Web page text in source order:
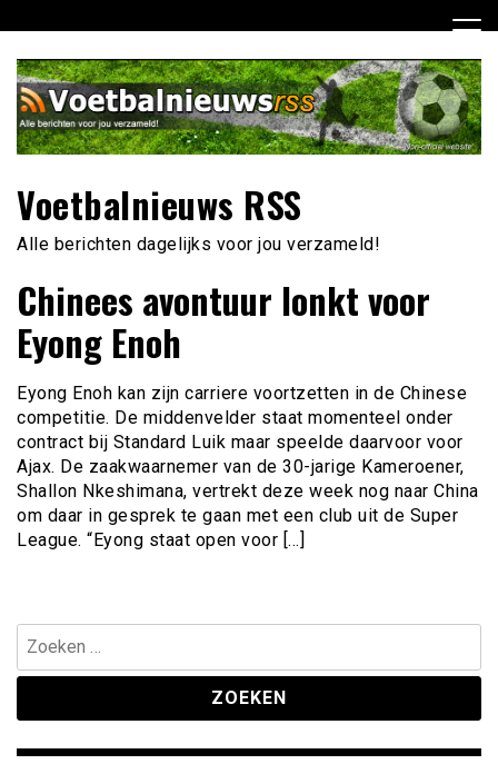
naar
inhoud
Voetbalnieuws RSS
Alle berichten dagelijks voor jou verzameld!
Chinees avontuur lonkt voor
Eyong Enoh
Eyong Enoh kan zijn carriere voortzetten in de Chinese
competitie. De middenvelder staat momenteel onder
contract bij Standard Luik maar speelde daarvoor voor
Ajax. De zaakwaarnemer van de 30-jarige Kameroener,
Shallon Nkeshimana, vertrekt deze week nog naar China
om daar in gesprek te gaan met een club uit de Super
League. “Eyong staat open voor […]
Zoeken
naar: